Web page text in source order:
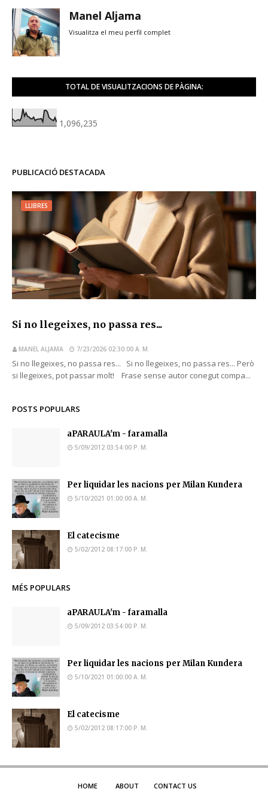
Manel Aljama
Visualitza el meu perfil complet
TOTAL DE VISUALITZACIONS DE PÀGINA:
1,096,235
PUBLICACIÓ DESTACADA
LLIBRES
Si no llegeixes, no passa res...
MANEL ALJAMA 7/23/2026 02:30:00 A. M.
Si no llegeixes, no passa res... Si no llegeixes, no passa res... Però
si llegeixes, pot passar molt! Frase sense autor conegut compa...
POSTS POPULARS
aPARAULA'm - faramalla
5/09/2012 03:54:00 P. M.
Per liquidar les nacions per Milan Kundera
5/10/2021 01:00:00 A. M.
El catecisme
5/02/2012 08:17:00 P. M.
MÉS POPULARS
aPARAULA'm - faramalla
5/09/2012 03:54:00 P. M.
Per liquidar les nacions per Milan Kundera
5/10/2021 01:00:00 A. M.
El catecisme
5/02/2012 08:17:00 P. M.
HOME ABOUT CONTACT US